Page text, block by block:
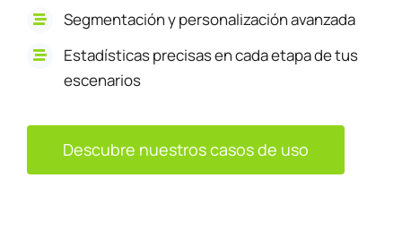
Segmentación y personalización avanzada
Estadísticas precisas en cadaetapa de tus
escenarios
Descubre nuestros casos de uso